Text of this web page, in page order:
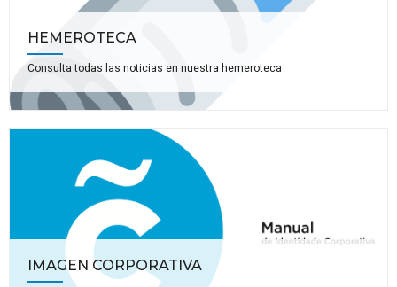
HEMEROTECA
Consulta todas las noticias en nuestra hemeroteca
IMAGEN CORPORATIVA